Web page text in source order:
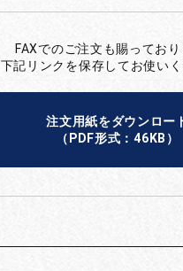
FAXでのご注文も賜っており
下記リンクを保存してお使いく
注文用紙をダウンロー
（PDF形式：46KB）